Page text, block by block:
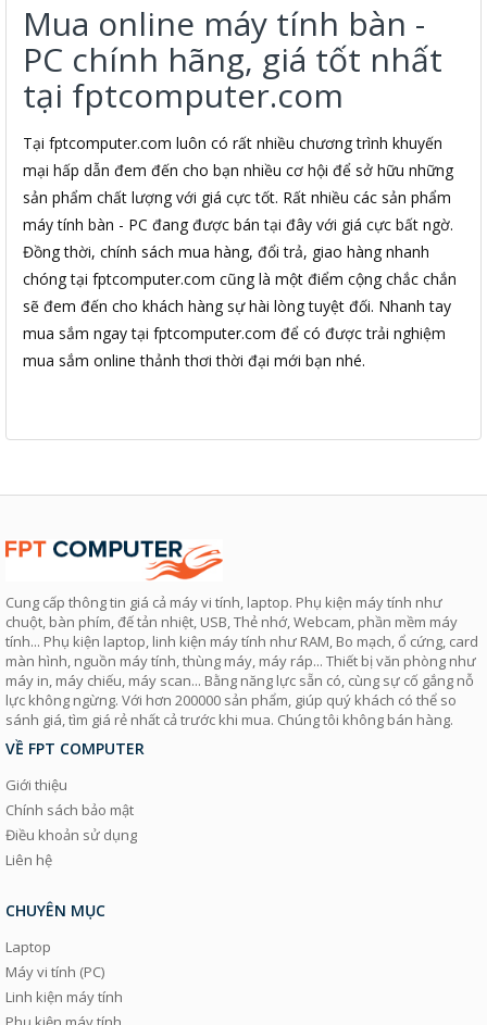
Mua online máy tính bàn -
PC chính hãng, giá tốt nhất
tại fptcomputer.com
Tại fptcomputer.com luôn có rất nhiều chương trình khuyến
mại hấp dẫn đem đến cho bạn nhiều cơ hội để sở hữu những
sản phẩm chất lượng với giá cực tốt. Rất nhiều các sản phẩm
máy tính bàn - PC đang được bán tại đây với giá cực bất ngờ.
Đồng thời, chính sách mua hàng, đổi trả, giao hàng nhanh
chóng tại fptcomputer.com cũng là một điểm cộng chắc chắn
sẽ đem đến cho khách hàng sự hài lòng tuyệt đối. Nhanh tay
mua sắm ngay tại fptcomputer.com để có được trải nghiệm
mua sắm online thảnh thơi thời đại mới bạn nhé.
Cung cấp thông tin giá cả máy vi tính, laptop. Phụ kiện máy tính như
chuột, bàn phím, đế tản nhiệt, USB, Thẻ nhớ, Webcam, phần mềm máy
tính... Phụ kiện laptop, linh kiện máy tính như RAM, Bo mạch, ổ cứng, card
màn hình, nguồn máy tính, thùng máy, máy ráp... Thiết bị văn phòng như
máy in, máy chiếu, máy scan... Bằng năng lực sẵn có, cùng sự cố gắng nỗ
lực không ngừng. Với hơn 200000 sản phẩm, giúp quý khách có thể so
sánh giá, tìm giá rẻ nhất cả trước khi mua. Chúng tôi không bán hàng.
VỀ FPT COMPUTER
Giới thiệu
Chính sách bảo mật
Điều khoản sử dụng
Liên hệ
CHUYÊN MỤC
Laptop
Máy vi tính (PC)
Linh kiện máy tính